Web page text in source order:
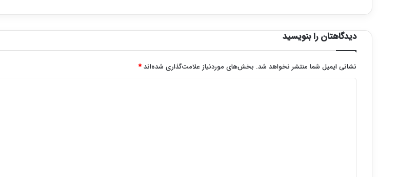
دیدگاهتان را بنویسید
نشانی ایمیل شما منتشر نخواهد شد. بخش‌های موردنیاز علامت‌گذاری شده‌اند*